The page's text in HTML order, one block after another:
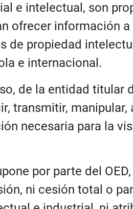
e intelectual, son
ofrecer información
de propiedad
e internacional.
de la entidad titular
transmitir, manipular,
necesaria para la
por parte del
ni cesión total o